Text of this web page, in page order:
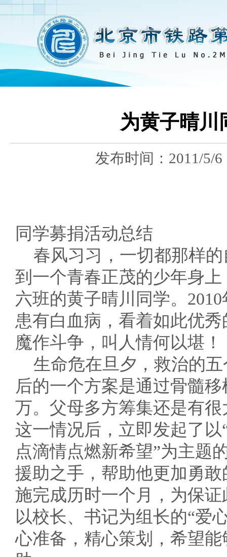
为黄子晴川
发布时间： 2011/5/6
同学募捐活动总结
春风习习，一切都那样的
到一个青春正茂的少年身
六班的黄子晴川同学。
患有白血病，看着如此优
魔作斗争，叫人情何以堪！
生命危在旦夕，救治的五
后的一个方案是通过骨髓
万。父母多方筹集还是有
这一情况后，立即发起了
点滴情点燃新希望”为主题
援助之手，帮助他更加勇
施完成历时一个月，为保
以校长、书记为组长的“爱
心准备，精心策划，希望